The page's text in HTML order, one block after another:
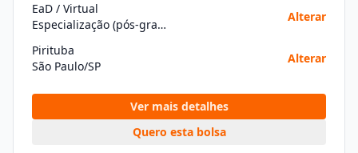
EaD / Virtual
Especialização (pós-graduação)
Alterar
Pirituba
São Paulo/SP
Alterar
Ver mais detalhes
Quero esta bolsa